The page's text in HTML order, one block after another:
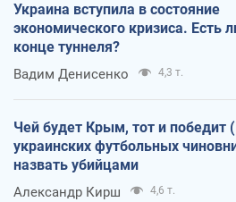
Украина вступила в состояние
экономического кризиса. Есть
конце туннеля?
Вадим Денисенко 4,3 т.
Чей будет Крым, тот и победит
украинских футбольных
назвать убийцами
Александр Кирш 4,6 т.